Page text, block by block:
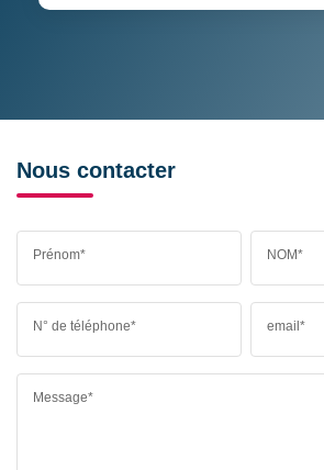
Nous contacter
Prénom* NOM*
N° de téléphone* email*
Message*